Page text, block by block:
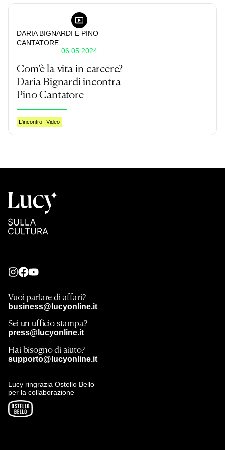
DARIA BIGNARDI E PINO
CANTATORE
06.05.2024
Com’è la vita in carcere?
Daria Bignardi incontra
Pino Cantatore
L'incontro Video
Vuoi parlare di affari?
business@lucyonline.it
Sei un ufficio stampa?
press@lucyonline.it
Hai bisogno di aiuto?
supporto@lucyonline.it
Lucy ringrazia Ostello Bello
per la collaborazione